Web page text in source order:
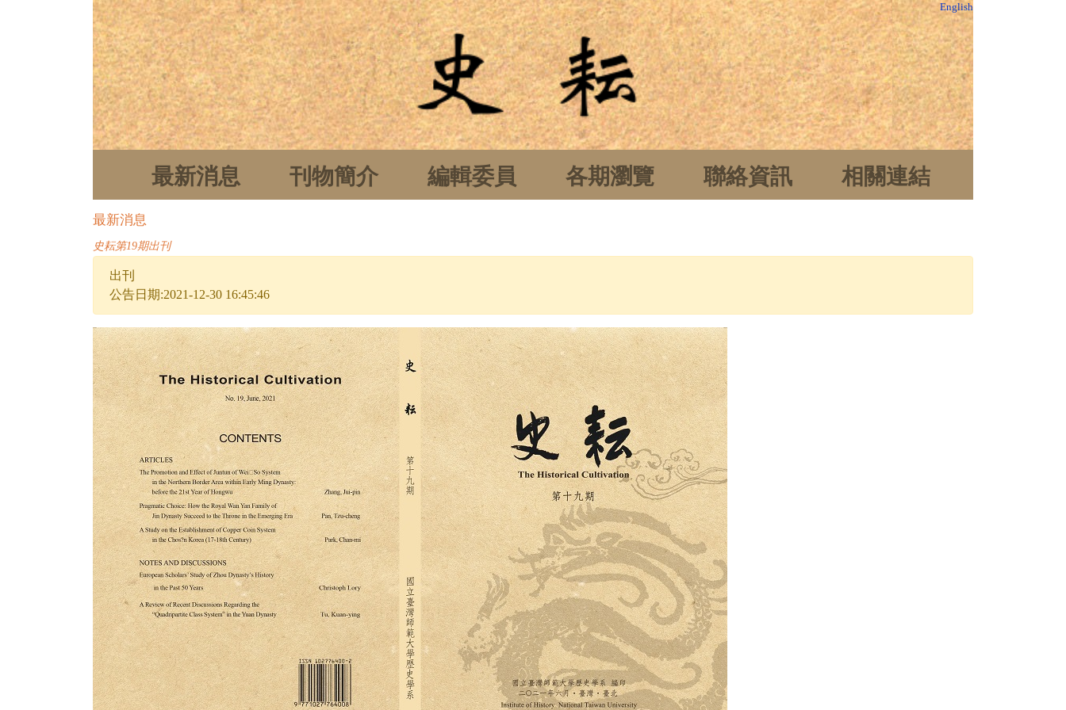
English
最新消息 刊物簡介 編輯委員 各期瀏覽 聯絡資訊 相關連結
最新消息
史耘第19期出刊
出刊
公告日期:2021-12-30 16:45:46